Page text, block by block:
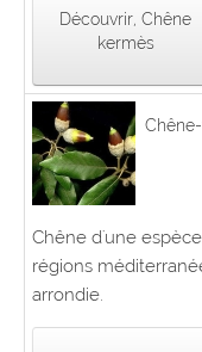
Découvrir, Chêne
kermès
Chêne d'une
régions
arrondie.